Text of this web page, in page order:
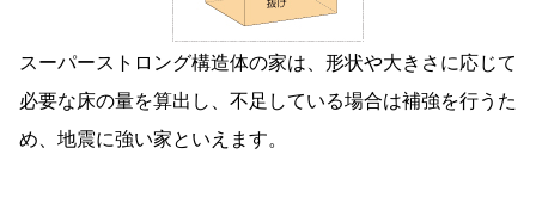
スーパーストロング構造体の家は、形状や大きさに応じて
必要な床の量を算出し、不足している場合は補強を行うた
め、地震に強い家といえます。